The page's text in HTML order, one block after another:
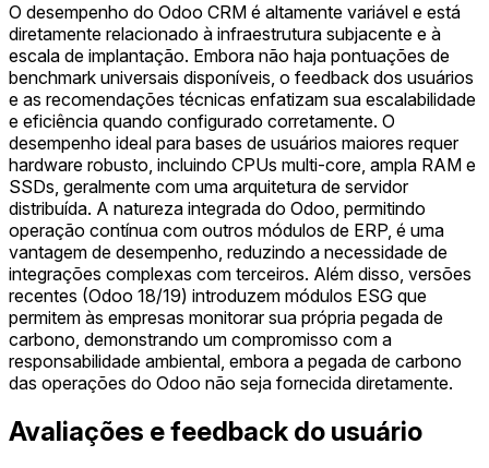
O desempenho do Odoo CRM é altamente variável e está
diretamente relacionado à infraestrutura subjacente e à
escala de implantação. Embora não haja pontuações de
benchmark universais disponíveis, o feedback dos usuários
e as recomendações técnicas enfatizam sua escalabilidade
e eficiência quando configurado corretamente. O
desempenho ideal para bases de usuários maiores requer
hardware robusto, incluindo CPUs multi-core, ampla RAM e
SSDs, geralmente com uma arquitetura de servidor
distribuída. A natureza integrada do Odoo, permitindo
operação contínua com outros módulos de ERP, é uma
vantagem de desempenho, reduzindo a necessidade de
integrações complexas com terceiros. Além disso, versões
recentes (Odoo 18/19) introduzem módulos ESG que
permitem às empresas monitorar sua própria pegada de
carbono, demonstrando um compromisso com a
responsabilidade ambiental, embora a pegada de carbono
das operações do Odoo não seja fornecida diretamente.
Avaliações e feedback do usuário